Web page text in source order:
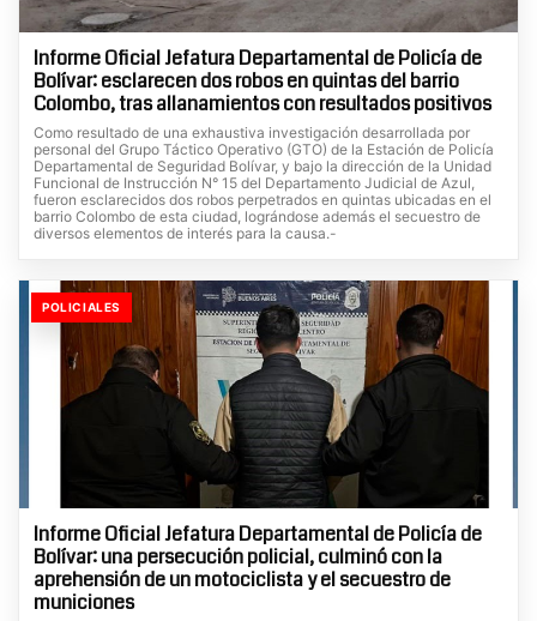
Informe Oficial Jefatura Departamental de Policía de
Bolívar: esclarecen dos robos en quintas del barrio
Colombo, tras allanamientos con resultados positivos
Como resultado de una exhaustiva investigación desarrollada por
personal del Grupo Táctico Operativo (GTO) de la Estación de Policía
Departamental de Seguridad Bolívar, y bajo la dirección de la Unidad
Funcional de Instrucción N° 15 del Departamento Judicial de Azul,
fueron esclarecidos dos robos perpetrados en quintas ubicadas en el
barrio Colombo de esta ciudad, lográndose además el secuestro de
diversos elementos de interés para la causa.-
POLICIALES
Informe Oficial Jefatura Departamental de Policía de
Bolívar: una persecución policial, culminó con la
aprehensión de un motociclista y el secuestro de
municiones